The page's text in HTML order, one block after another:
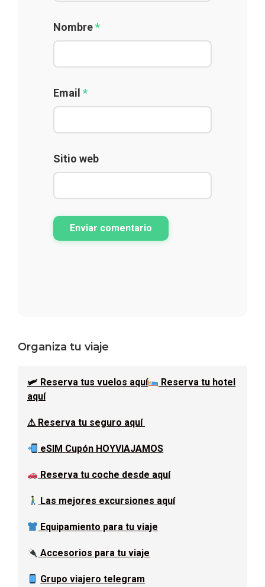
Nombre*
Email *
Sitio web
Enviar comentario
Barra
principal
Organiza tu viaje
🛩 Reserva tus vuelos aquí
Reserva tu hotel
aquí
⚠ Reserva tu seguro aquí
eSIM Cupón HOYVIAJAMOS
Reserva tu coche desde aquí
Las mejores excursiones aquí
Equipamiento para tu viaje
Accesorios para tu viaje
Grupo viajero telegram